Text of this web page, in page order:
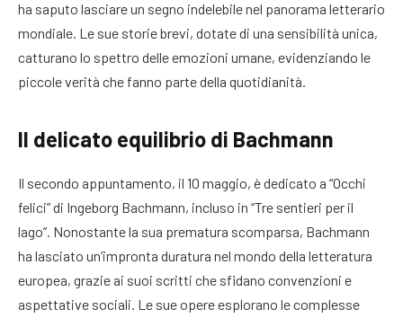
ha saputo lasciare un segno indelebile nel panorama letterario
mondiale. Le sue storie brevi, dotate di una sensibilità unica,
catturano lo spettro delle emozioni umane, evidenziando le
piccole verità che fanno parte della quotidianità.
Il delicato equilibrio di Bachmann
Il secondo appuntamento, il 10 maggio, è dedicato a “Occhi
felici” di Ingeborg Bachmann, incluso in “Tre sentieri per il
lago”. Nonostante la sua prematura scomparsa, Bachmann
ha lasciato un’impronta duratura nel mondo della letteratura
europea, grazie ai suoi scritti che sfidano convenzioni e
aspettative sociali. Le sue opere esplorano le complesse